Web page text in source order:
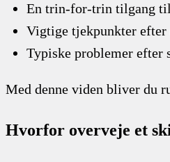
En trin-for-trin tilgang
Vigtige tjekpunkter
Typiske problemer efter
Med denne viden bliver du
Hvorfor overveje et